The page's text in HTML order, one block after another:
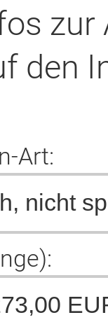
zur
den
Art: